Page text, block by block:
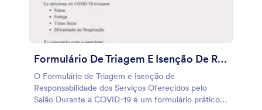
Formulário De Triagem E Isenção De Responsabilidade Dos Serviços Oferecidos Pelo Salão Durante
O Formulário de Triagem e Isenção de
Responsabilidade dos Serviços Oferecidos pelo
Salão Durante a COVID-19 é um formulário prático e